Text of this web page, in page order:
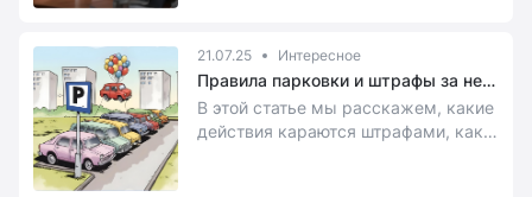
21.07.25 Интересное
Правила парковки и штрафы за неё
в 2024 году
В этой статье мы расскажем, какие
действия караются штрафами, как